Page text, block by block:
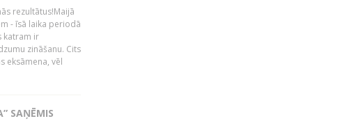
rezultātus!Maijā
- īsā laika periodā
katram ir
zināšanu. Cits
eksāmena, vēl
SAŅĒMIS